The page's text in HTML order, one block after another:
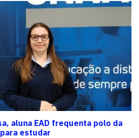
aluna EAD frequenta polo da
estudar